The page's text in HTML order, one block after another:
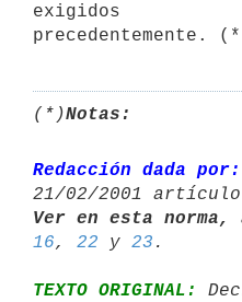
exigidos
(*)Notas:
Redacción dada por:
21/02/2001 artículo
Ver en esta
16, 22 y 23
TEXTO ORIGINAL: